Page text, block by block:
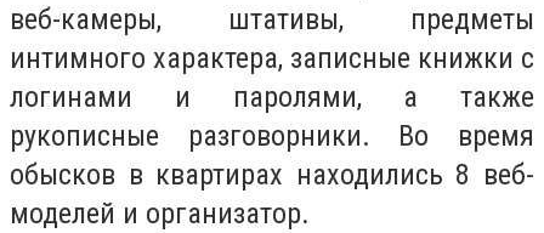
веб-камеры, штативы, предметы
интимного характера, записные книжки с
логинами и паролями, а также
рукописные разговорники. Во время
обысков в квартирах находились 8 веб-
моделей и организатор.